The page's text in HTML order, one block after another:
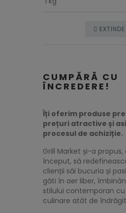
EXTINDE
CUMPĂRĂ CU
ÎNCREDERE!
Îți oferim produse
prețuri atractive și
procesul de achiziție.
Grill Market și-a propus,
început, să
clienții săi bucuria și
găti în aer liber,
stilului contemporan
culinare atât de